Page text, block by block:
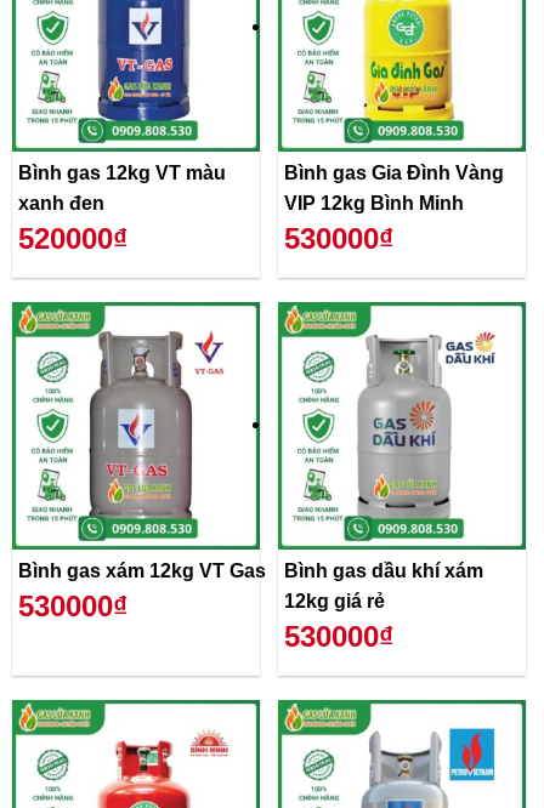
Bình gas 12kg VT màu
xanh đen
520000₫
Bình gas Gia Đình Vàng
VIP 12kg Bình Minh
530000₫
Bình gas xám 12kg VT Gas
530000₫
Bình gas dầu khí xám
12kg giá rẻ
530000₫